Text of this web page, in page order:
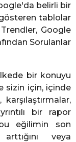
belirli bir
tablolar
Google
Sorulanlar
bir konuyu
sizin için, içinde
bir rapor
bu eğilimin son
veya